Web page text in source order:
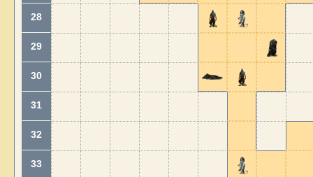
28
29
30
31
32
33